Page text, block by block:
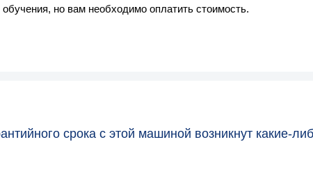
но вам необходимо оплатить стоимость.
срока с этой машиной возникнут какие-